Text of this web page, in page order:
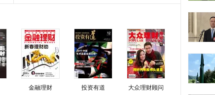
金融理财 投资有道 大众理财顾问